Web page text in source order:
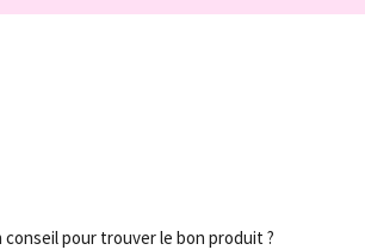
conseil pour trouver le bon produit ?